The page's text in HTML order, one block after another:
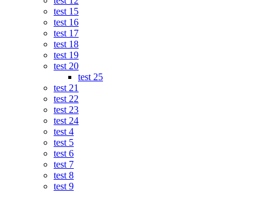
test 15
test 16
test 17
test 18
test 19
test 20
test 25
test 21
test 22
test 23
test 24
test 4
test 5
test 6
test 7
test 8
test 9